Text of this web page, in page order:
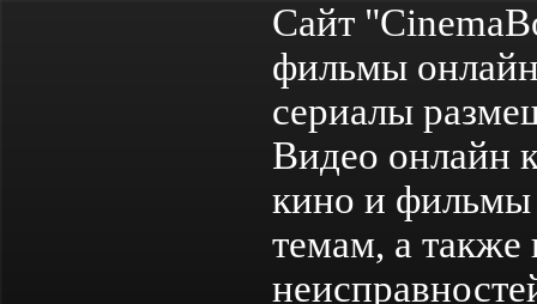
Сайт
фильмы
сериалы
Видео онлайн
кино и
темам, а